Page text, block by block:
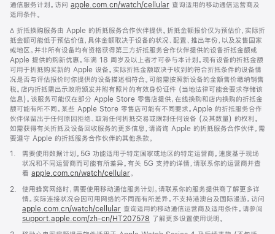
新
中
打
开)
通信服务计划。访问 apple.com.cn/watch/cellular 查询适用的移动通信运营商及
适用条件。
脚
注
∆ 折抵换购服务由 Apple 的折抵服务合作伙伴提供。折抵金额报价仅为预估价，实际折
抵金额可能低于预估价值，具体金额取决于设备的状况、配置、推出年份，以及发售国家
或地区。并非所有设备均有资格获得第三方折抵服务合作伙伴提供的设备折抵金额或
Apple 提供的购新优惠。年满 18 周岁及以上者才可参与本计划。现有设备的折抵金额
可用于折抵购买新的 Apple 设备。实际折抵金额取决于收到的符合折抵条件的设备情
况是否与评估报价时你提供的设备描述相符合。可能需按照新设备的全额售价缴纳销售
税。店内折抵需出示政府颁发并附有照片的有效身份证件 (当地法律可能会要求存储该
信息)。该服务可能仅在部分 Apple Store 零售店提供，在线换购和店内换购的折抵金
额可能有所不同。某些 Apple Store 零售店可能有不同要求。Apple 的折抵服务合作
伙伴保留出于任何原因拒绝、取消任何折抵交易或限制任何设备 (及其数量) 的权利。
如需获得有关折抵及设备回收服务的更多信息，请咨询 Apple 的折抵服务合作伙伴。需
要遵守 Apple 的折抵服务合作伙伴的其他条款。
脚
1.
需要使用数据计划。5G 功能适用于特定国家或地区的特定运营商。速度基于现场
状况和不同运营商而可能有所差异。有关 5G 支持的详情，请联系你的运营商并查
看 apple.com.cn/watch/cellular。
脚
2.
使用蜂窝网络时，需要使用移动通信服务计划。请联系你的服务提供商了解更多详
情。实际连接状况会因可用网络的不同而有所差异。不支持港澳台及国际漫游。访问
apple.com.cn/watch/cellular 查询适用的移动通信运营商及适用条件。请参阅
support.apple.com/zh-cn/HT207578 (在
了解更多设置使用说明。